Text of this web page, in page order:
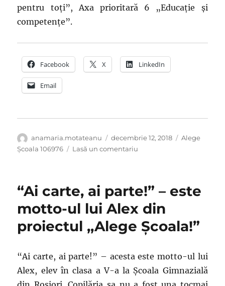
pentru toți”, Axa prioritară 6 „Educație și
competențe”.
Facebook X LinkedIn
Email
Autor
anamaria.motateanu
Publicat
pe
decembrie 12, 2018 Categorii
Alege
Școala 106976
Lasă un comentariu
a
deveni
școlarii
de
mâine
“Ai carte, ai parte!” – este
motto-ul lui Alex din
proiectul ,,Alege Şcoala!”
“Ai carte, ai parte!” – acesta este motto-ul lui
Alex, elev în clasa a V-a la Școala Gimnazială